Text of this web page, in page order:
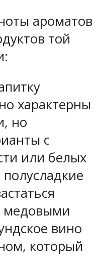
ароматов
той
характерны
но
с
или белых
вино
который